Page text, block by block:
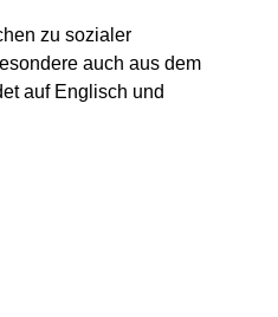
zu sozialer
auch aus dem
auf Englisch und